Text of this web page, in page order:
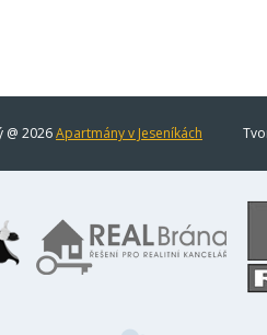
@ 2026Apartmány v Jeseníkách